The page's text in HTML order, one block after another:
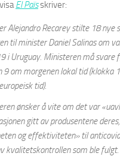
El Païsskriver:
Alejandro Recarey stilte 18 nye
til minister Daniel Salinas om
i Uruguay. Ministeren må svare
9 om morgenen lokal tid (klokka
tid).
ønsker å vite om det var
gitt av produsentene
og effektiviteten» til
kvalitetskontrollen som ble fulgt.